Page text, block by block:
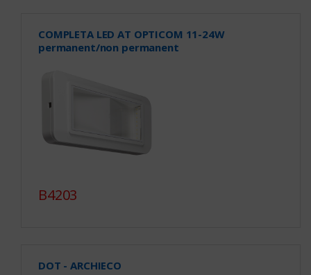
COMPLETA LED AT OPTICOM 11-24W
permanent/non permanent
B4203
DOT - ARCHIECO